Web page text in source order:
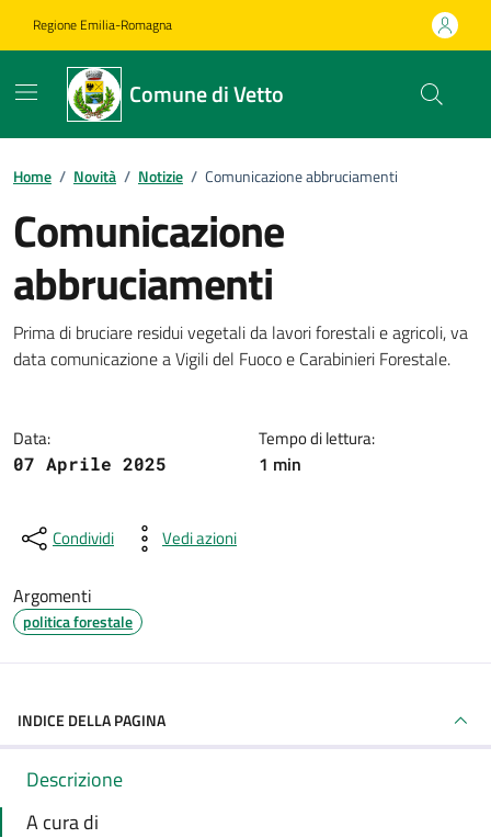
Regione Emilia-Romagna
Comune di Vetto
Home / Novità / Notizie / Comunicazione abbruciamenti
Comunicazione
abbruciamenti
Dettagli della notizia
Prima di bruciare residui vegetali da lavori forestali e agricoli, va
data comunicazione a Vigili del Fuoco e Carabinieri Forestale.
Data:
07 Aprile 2025
Tempo di lettura:
1 min
Condividi Vedi azioni
Argomenti
politica forestale
INDICE DELLA PAGINA
Descrizione
A cura di